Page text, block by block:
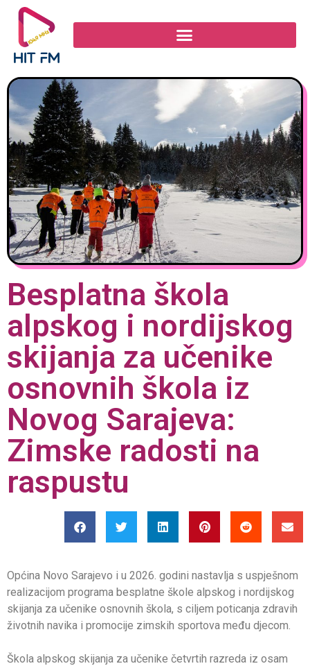
Besplatna škola
alpskog i nordijskog
skijanja za učenike
osnovnih škola iz
Novog Sarajeva:
Zimske radosti na
raspustu
Općina Novo Sarajevo i u 2026. godini nastavlja s uspješnom
realizacijom programa besplatne škole alpskog i nordijskog
skijanja za učenike osnovnih škola, s ciljem poticanja zdravih
životnih navika i promocije zimskih sportova među djecom.
Škola alpskog skijanja za učenike četvrtih razreda iz osam